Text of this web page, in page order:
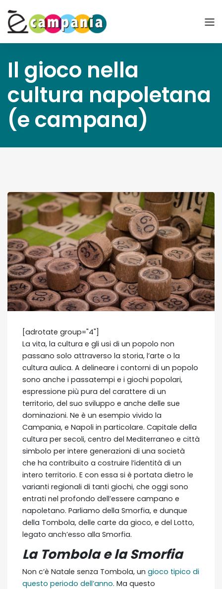
Il gioco nella
cultura napoletana
(e campana)
[adrotate group="4"]
La vita, la cultura e gli usi di un popolo non
passano solo attraverso la storia, l’arte o la
cultura aulica. A delineare i contorni di un popolo
sono anche i passatempi e i giochi popolari,
espressione più pura del carattere di un
territorio, del suo sviluppo e anche delle sue
dominazioni. Ne è un esempio vivido la
Campania, e Napoli in particolare. Capitale della
cultura per secoli, centro del Mediterraneo e città
simbolo per intere generazioni di una società
che ha contribuito a costruire l’identità di un
intero territorio. E con essa si è portata dietro le
varianti regionali di tanti giochi, che oggi sono
entrati nel profondo dell’essere campano e
napoletano. Parliamo della Smorfia, e dunque
della Tombola, delle carte da gioco, e del Lotto,
legato anch’esso alla Smorfia.
La Tombola e la Smorfia
Non c’è Natale senza Tombola, un gioco tipico di
questo periodo dell’anno. Ma questo